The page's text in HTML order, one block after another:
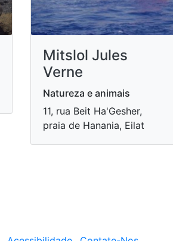
Mitslol Jules
Verne
Natureza e animais
11, rua Beit Ha'Gesher,
praia de Hanania, Eilat